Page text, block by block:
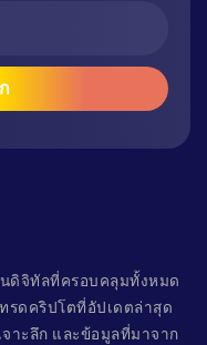
นดิจิทัลที่ครอบคลุมทั้งหมด
รดคริปโตที่อัปเดตล่าสุด
จาะลึก และข้อมูลที่มาจาก